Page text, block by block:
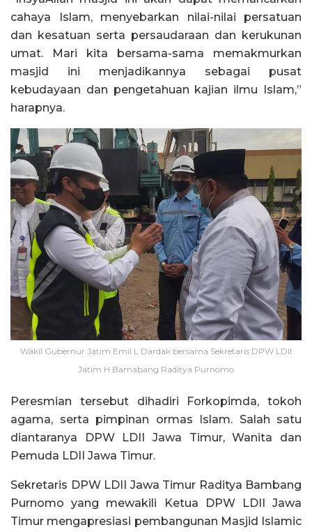
cahaya Islam, menyebarkan nilai-nilai persatuan
dan kesatuan serta persaudaraan dan kerukunan
umat. Mari kita bersama-sama memakmurkan
masjid ini menjadikannya sebagai pusat
kebudayaan dan pengetahuan kajian ilmu Islam,”
harapnya.
Wakil Gubernur Jatim Emil L Dardak bersama Sekretaris DPW LDII
Jatim H Bamabang Raditya Purnomo
Peresmian tersebut dihadiri Forkopimda, tokoh
agama, serta pimpinan ormas Islam. Salah satu
diantaranya DPW LDII Jawa Timur, Wanita dan
Pemuda LDII Jawa Timur.
Sekretaris DPW LDII Jawa Timur Raditya Bambang
Purnomo yang mewakili Ketua DPW LDII Jawa
Timur mengapresiasi pembangunan Masjid Islamic